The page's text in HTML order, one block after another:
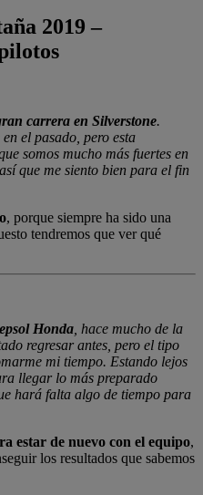
2019 –
carrera en Silverstone.
el pasado, pero esta
somos mucho más fuertes en
que me siento bien para el fin
, porque siempre ha sido una
tendremos que ver qué
Honda , hace mucho de la
regresar antes, pero el tipo
mi tiempo. Estando lejos
llegar lo más preparado
hará falta algo de tiempo para
estar de nuevo con el equipo,
los resultados que sabemos